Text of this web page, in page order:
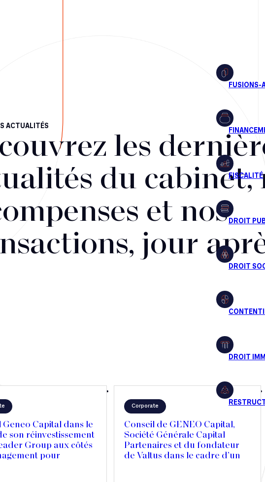
ACTUALITÉS
les
du cabinet,
et nos
jour
Geneo Capital dans le
son réinvestissement
Group aux côtés
pour
Corporate
Conseil de GENEO Capital,
Société Générale Capital
Partenaires et du fondateur
de Valtus dans le cadre d’un